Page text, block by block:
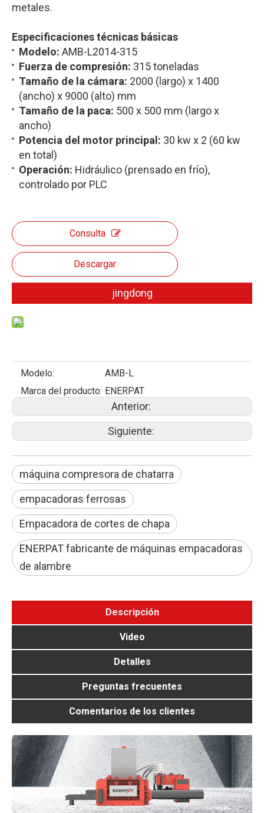
metales.
Especificaciones técnicas básicas
Modelo: AMB-L2014-315
Fuerza de compresión: 315 toneladas
Tamaño de la cámara: 2000 (largo) x 1400
(ancho) x 9000 (alto) mm
Tamaño de la paca: 500 x 500 mm (largo x
ancho)
Potencia del motor principal: 30 kw x 2 (60 kw
en total)
Operación: Hidráulico (prensado en frío),
controlado por PLC
Consulta
Descargar
jingdong
Modelo:
AMB-L
Marca del producto: ENERPAT
Anterior:
Siguiente:
máquina compresora de chatarra
empacadoras ferrosas
Empacadora de cortes de chapa
ENERPAT fabricante de máquinas empacadoras
de alambre
Descripción
Video
Detalles
Preguntas frecuentes
Comentarios de los clientes